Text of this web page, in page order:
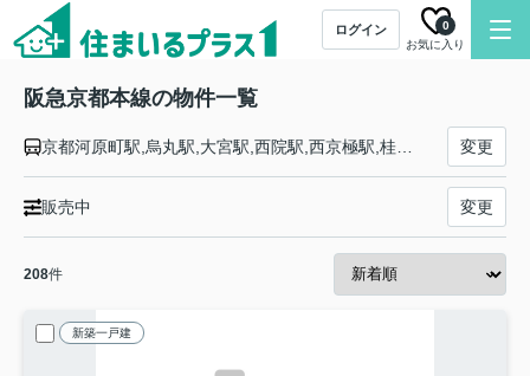
ログイン
お気に入り
0
阪急京都本線の物件一覧
変更
販売中 変更
208件
新築一戸建